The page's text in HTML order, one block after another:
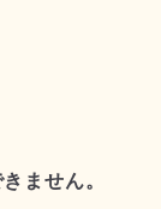
ません。